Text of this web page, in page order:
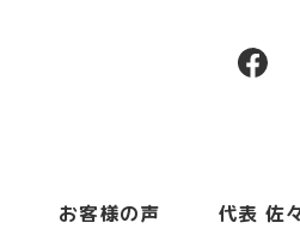
お客様の声 代表 佐